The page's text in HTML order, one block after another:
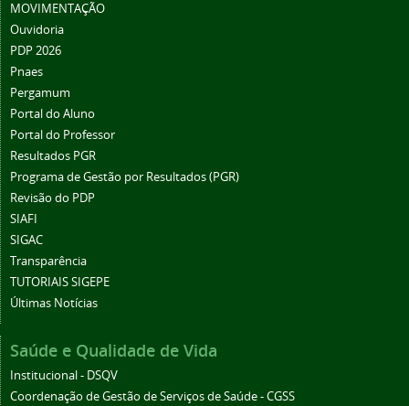
MOVIMENTAÇÃO
Ouvidoria
PDP 2026
Pnaes
Pergamum
Portal do Aluno
Portal do Professor
Resultados PGR
Programa de Gestão por Resultados (PGR)
Revisão do PDP
SIAFI
SIGAC
Transparência
TUTORIAIS SIGEPE
Últimas Notícias
Saúde e Qualidade de Vida
Institucional - DSQV
Coordenação de Gestão de Serviços de Saúde - CGSS